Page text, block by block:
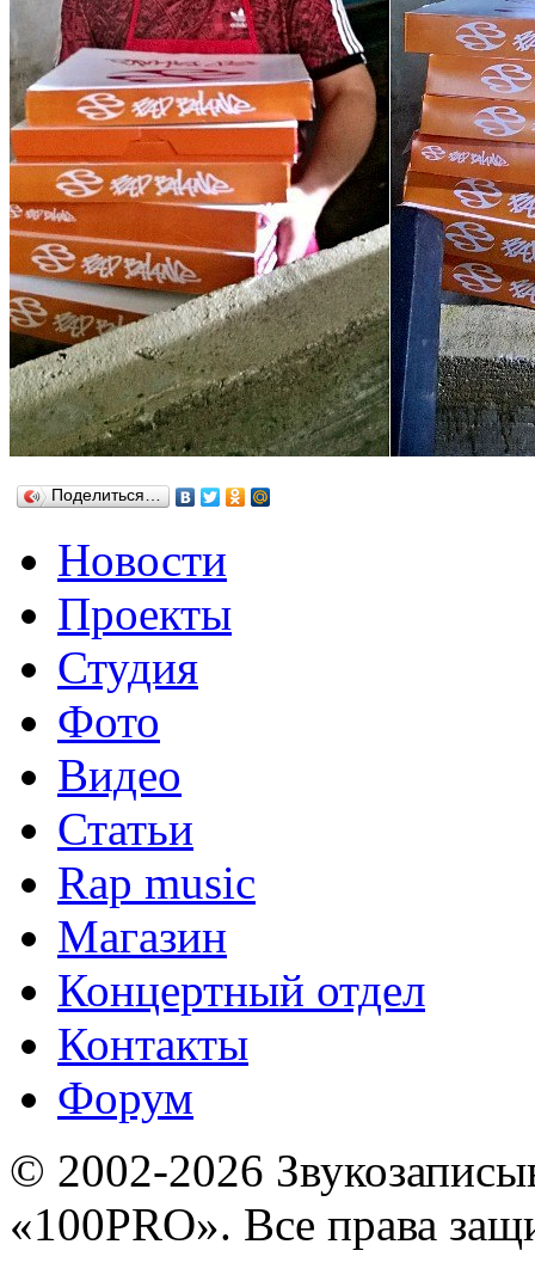
Поделиться…
Новости
Проекты
Студия
Фото
Видео
Статьи
Rap music
Магазин
Концертный отдел
Контакты
Форум
© 2002-2026
«100PRO». Все права